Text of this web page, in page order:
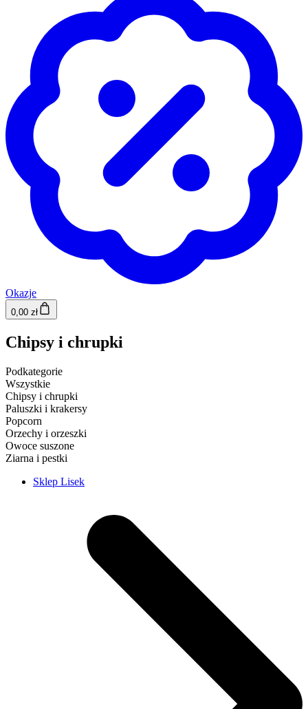
Okazje
0,00 zł
Chipsy i chrupki
Podkategorie
Wszystkie
Chipsy i chrupki
Paluszki i krakersy
Popcorn
Orzechy i orzeszki
Owoce suszone
Ziarna i pestki
Sklep Lisek